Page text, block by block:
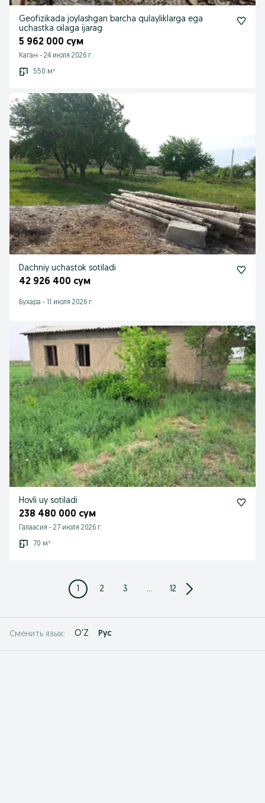
Geofizikada joylashgan barcha qulayliklarga ega
uchastka oilaga ijarag
5 962 000 сум
Каган - 24 июля 2026 г.
550 м²
Dachniy uchastok sotiladi
42 926 400 сум
Бухара - 11 июля 2026 г.
Hovli uy sotiladi
238 480 000 сум
Галаасия - 27 июля 2026 г.
70 м²
1 2 3 ... 12
Сменить язык: O'Z Рус